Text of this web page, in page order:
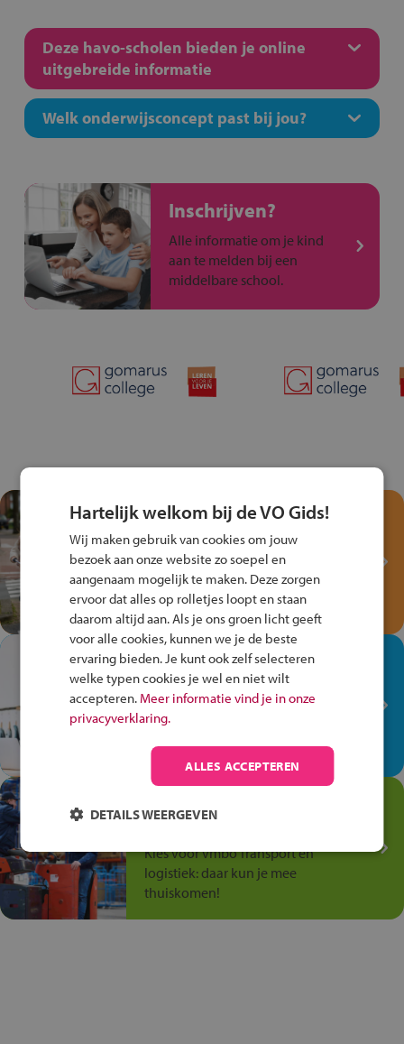
Deze havo-scholen bieden je online
uitgebreide informatie
Welk onderwijsconcept past bij jou?
Inschrijven?
Alle informatie om je kind
aan te melden bij een
middelbare school.
Test je kennis met het
Fiets Veilig
Verkeersspel!
Speel het Fiets Veilig Verkeersspel
en win een Cortina-fiets!
In de winkel ben je op je
plek!
Ontdek via het vmbo jouw talent
op de winkelvloer, waar elke dag
anders is!
Transport en Logistiek
Kies voor vmbo Transport en
logistiek: daar kun je mee
thuiskomen!
Hartelijk welkom bij de VO Gids!
Wij maken gebruik van cookies om jouw
bezoek aan onze website zo soepel en
aangenaam mogelijk te maken. Deze zorgen
ervoor dat alles op rolletjes loopt en staan
daarom altijd aan. Als je ons groen licht geeft
voor alle cookies, kunnen we je de beste
ervaring bieden. Je kunt ook zelf selecteren
welke typen cookies je wel en niet wilt
accepteren. Meer informatie vind je in onze
privacyverklaring.
ALLES ACCEPTEREN
DETAILS WEERGEVEN